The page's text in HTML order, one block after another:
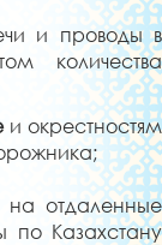
и проводы в
количества
и окрестностям
на отдаленные
Казахстану